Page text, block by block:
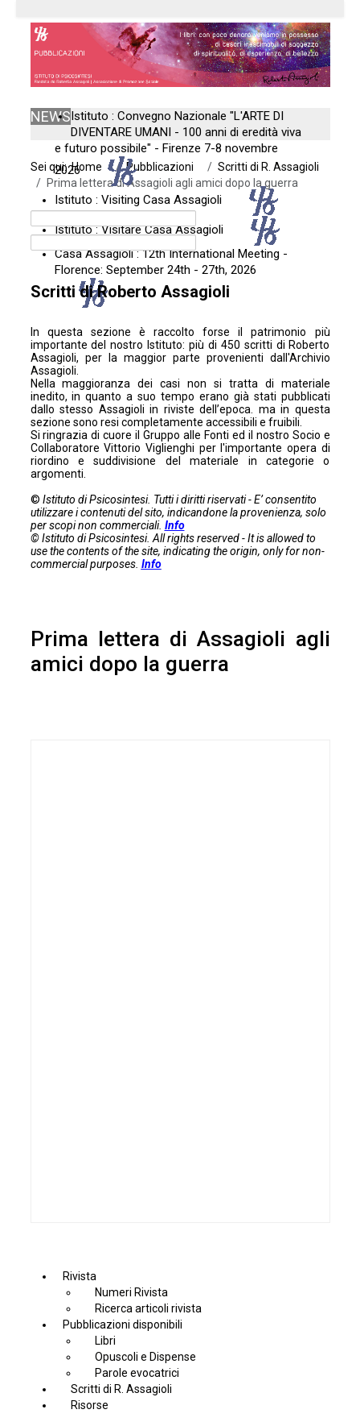
NEWSIstituto : Convegno Nazionale "L'ARTE DI
DIVENTARE UMANI - 100 anni di eredità viva
e futuro possibile" - Firenze 7-8 novembre
2026
Istituto : Visiting Casa Assagioli
Istituto : Visitare Casa Assagioli
Casa Assagioli : 12th International Meeting -
Florence: September 24th - 27th, 2026
Sei qui:Home Pubblicazioni
Scritti di R. Assagioli
Prima lettera di Assagioli agli amici dopo la guerra
Scritti di Roberto Assagioli
In questa sezione è raccolto forse il patrimonio più
importante del nostro Istituto: più di 450 scritti di Roberto
Assagioli, per la maggior parte provenienti dall'Archivio
Assagioli
Nella maggioranza dei casi non si tratta di materiale
inedito, in quanto a suo tempo erano già stati pubblicati
dallo stesso Assagioli in riviste dell’epoca. ma in questa
sezione sono resi completamente accessibili e fruibili.
Si ringrazia di cuore il Gruppo alle Fonti ed il nostro Socio e
Collaboratore Vittorio Viglienghi per l'importante opera di
riordino e suddivisione del materiale in categorie o
argomenti.
© Istituto di Psicosintesi. Tutti i diritti riservati - E’ consentito
utilizzare i contenuti del sito, indicandone la provenienza, solo
per scopi non commerciali. Info
© Istituto di Psicosintesi. All rights reserved - It is allowed to
use the contents of the site, indicating the origin, only for non-
commercial purposes. Info
Prima lettera di Assagioli agli
amici dopo la guerra
Rivista
Numeri Rivista
Ricerca articoli rivista
Pubblicazioni disponibili
Libri
Opuscoli e Dispense
Parole evocatrici
Scritti di R. Assagioli
Risorse